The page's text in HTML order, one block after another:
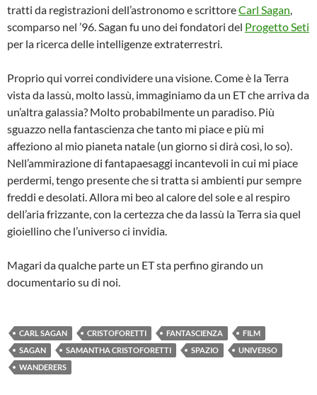
tratti da registrazioni dell’astronomo e scrittoreCarl Sagan
scomparso nel ’96. Sagan fu uno dei fondatori del Progetto Seti
per la ricerca delle intelligenze extraterrestri.
Proprio qui vorrei condividere una visione. Come è la Terra
vista da lassù, molto lassù, immaginiamo da un ET che arriva da
un’altra galassia? Molto probabilmente un paradiso. Più
sguazzo nella fantascienza che tanto mi piace e più mi
affeziono al mio pianeta natale (un giorno si dirà così, lo so).
Nell’ammirazione di fantapaesaggi incantevoli in cui mi piace
perdermi, tengo presente che si tratta si ambienti pur sempre
freddi e desolati. Allora mi beo al calore del sole e al respiro
dell’aria frizzante, con la certezza che da lassù la Terra sia quel
gioiellino che l’universo ci invidia.
Magari da qualche parte un ET sta perfino girando un
documentario su di noi.
CARL SAGAN CRISTOFORETTI FANTASCIENZA
FILM
SAGAN
SAMANTHA CRISTOFORETTI SPAZIO
UNIVERSO
WANDERERS